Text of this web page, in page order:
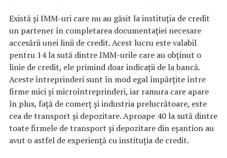
Există și IMM-uri care nu au găsit la instituția de credit
un partener în completarea documentației necesare
accesării unei linii de credit. Acest lucru este valabil
pentru 14 la sută dintre IMM-urile care au obținut o
linie de credit, ele primind doar indicații de la bancă.
Aceste întreprinderi sunt în mod egal împărțite între
firme mici și microîntreprinderi, iar ramura care apare
în plus, față de comerț și industria prelucrătoare, este
cea de transport și depozitare. Aproape 40 la sută dintre
toate firmele de transport și depozitare din eșantion au
avut o astfel de experiență cu instituția de credit.